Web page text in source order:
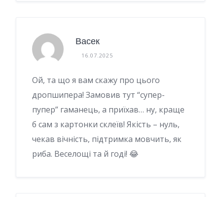
Васек
16.07.2025
Ой, та що я вам скажу про цього
дропшипера! Замовив тут “супер-
пупер” гаманець, а приїхав… ну, краще
б сам з картонки склеїв! Якість – нуль,
чекав вічність, підтримка мовчить, як
риба. Веселощі та й годі! 😂